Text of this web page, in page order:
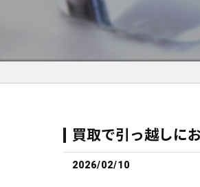
買取で引っ越しに
2026/02/10